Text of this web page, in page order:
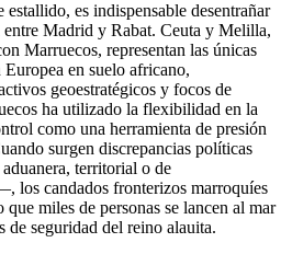
estallido, es indispensable desentrañar
Madrid y Rabat. Ceuta y Melilla,
Marruecos, representan las únicas
en suelo africano,
geoestratégicos y focos de
ha utilizado la flexibilidad en la
como una herramienta de presión
surgen discrepancias políticas
territorial o de
los candados fronterizos marroquíes
miles de personas se lancen al mar
de seguridad del reino alauita.